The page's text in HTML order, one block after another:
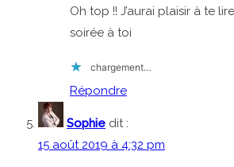
Oh top !! J’aurai plaisir à te
soirée à toi
chargement…
Répondre
Sophie dit :
15 août 2019 à 4:32 pm